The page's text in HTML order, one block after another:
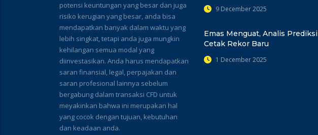
potensi keuntungan yang besar dan juga
risiko kerugian yang besar, anda bisa
mendapatkan banyak dalam waktu yang
lebih singkat, tetapi anda juga mungkin
kehilangan semua modal yang
diinvestasikan. Anda harus mendapatkan
saran finansial, legal, perpajakan dan
saran profesional lainnya sebelum
bergabung dalam transaksi CFD untuk
meyakinkan bahwa ini merupakan hal
yang cocok dengan tujuan, kebutuhan
dan keadaan anda.
9 December 2025
Emas Menguat, Analis Prediksi
Cetak Rekor Baru
1 December 2025